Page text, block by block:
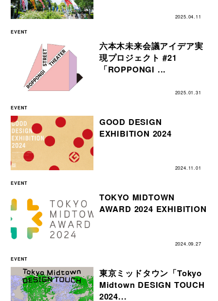
2025.04.11
EVENT
六本木未来会議アイデア実
現プロジェクト #21
「ROPPONGI ...
2025.01.31
EVENT
GOOD DESIGN
EXHIBITION 2024
2024.11.01
EVENT
TOKYO MIDTOWN
AWARD 2024 EXHIBITION
2024.09.27
EVENT
東京ミッドタウン「Tokyo
Midtown DESIGN TOUCH
2024...